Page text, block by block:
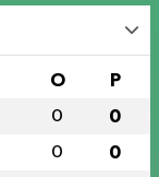
O P
0 0
0 0